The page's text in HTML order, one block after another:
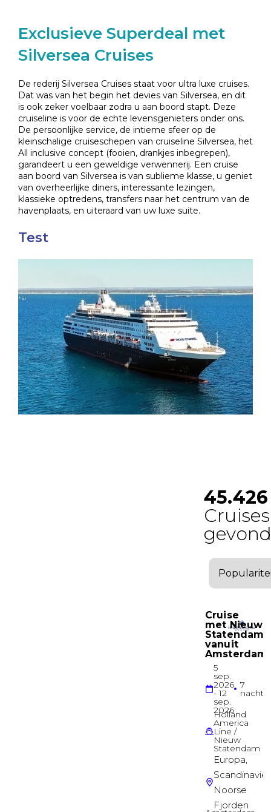
Exclusieve Superdeal met
Silversea Cruises
De rederij Silversea Cruises staat voor ultra luxe cruises.
Dat was van het begin het devies van Silversea, en dit
is ook zeker voelbaar zodra u aan boord stapt. Deze
cruiseline is voor de echte levensgenieters onder ons.
De persoonlijke service, de intieme sfeer op de
kleinschalige cruiseschepen van cruiseline Silversea, het
All inclusive concept (fooien, drankjes inbegrepen),
garandeert u een geweldige verwennerij. Een cruise
aan boord van Silversea is van sublieme klasse, u geniet
van overheerlijke diners, interessante lezingen,
klassieke optredens, transfers naar het centrum van de
havenplaats, en uiteraard van uw luxe suite.
Test